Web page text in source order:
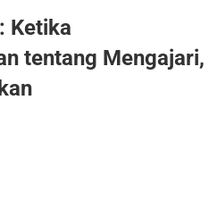
Ketika
tentang Mengajari,